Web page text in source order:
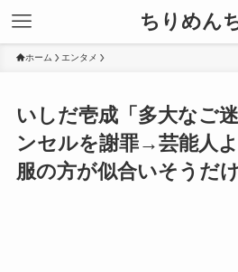
ちりめん
ホーム エンタメ
いしだ壱成「多大なご
ンセルを謝罪→芸能人
服の方が似合いそうだ